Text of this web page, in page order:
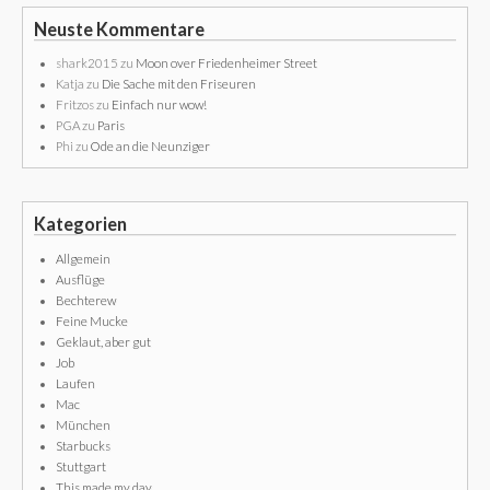
Neuste Kommentare
shark2015 zu Moon over Friedenheimer Street
Katja zu Die Sache mit den Friseuren
Fritzoszu Einfach nur wow!
PGAzu Paris
Phi zu Ode an die Neunziger
Kategorien
Allgemein
Ausflüge
Bechterew
Feine Mucke
Geklaut, aber gut
Job
Laufen
Mac
München
Starbucks
Stuttgart